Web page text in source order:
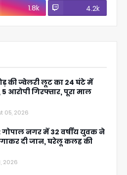
1.8k 4.2k
की ज्वेलरी लूट का 24 घंटे में
आरोपी गिरफ्तार, पूरा माल
05, 2026
नगर में 32 वर्षीय युवक ने
दी जान, घरेलू कलह की
2026